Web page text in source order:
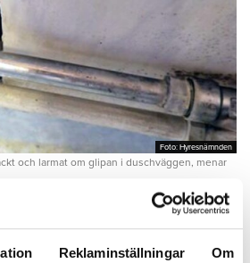
Reklaminställningar Om
Foto: Hyresnämnden
Foto: Hyresnämnden
och larmat om glipan i duschväggen, menar
att hyresvärden under hela den tid
några inspektioner eller något
och att det är anledningen till att